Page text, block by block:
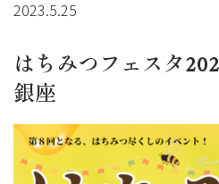
2023.5.25
はちみつフェスタ
銀座